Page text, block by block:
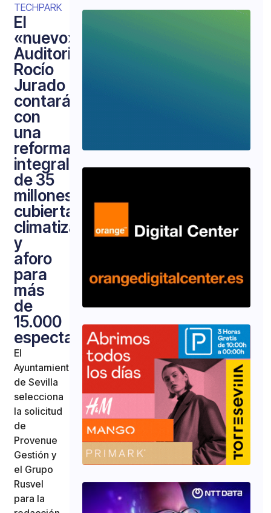
TECHPARK
El
«nuevo»
Auditorio
Rocío
Jurado
contará
con
una
reforma
integral
de 35
millones,
cubierta,
climatización
y
aforo
para
más
de
15.000
espectadores
El
Ayuntamiento
de Sevilla
selecciona
la solicitud
de
Provenue
Gestión y
el Grupo
Rusvel
para la